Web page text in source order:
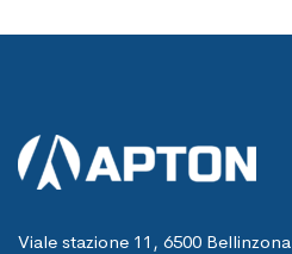
Viale stazione 11, 6500 Bellinzona